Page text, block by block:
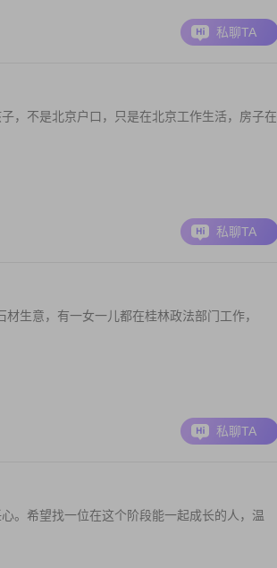
私聊TA
，不是北京户口，只是在北京工作生活，房子在
私聊TA
生意，有一女一儿都在桂林政法部门工作，
私聊TA
。希望找一位在这个阶段能一起成长的人，温